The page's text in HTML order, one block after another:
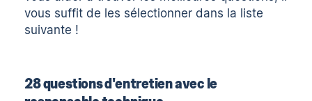
vous suffit de les sélectionner dans la liste
suivante !
28 questions d'entretien avec le